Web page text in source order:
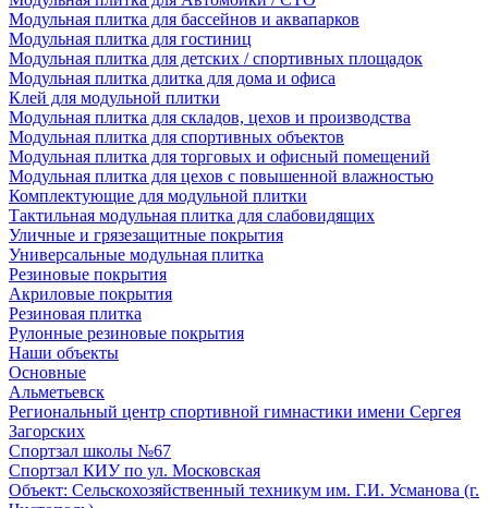
Модульная плитка для бассейнов и аквапарков
Модульная плитка для гостиниц
Модульная плитка для детских / спортивных площадок
Модульная плитка длитка для дома и офиса
Клей для модульной плитки
Модульная плитка для складов, цехов и производства
Модульная плитка для спортивных объектов
Модульная плитка для торговых и офисный помещений
Модульная плитка для цехов с повышенной влажностью
Комплектующие для модульной плитки
Тактильная модульная плитка для слабовидящих
Уличные и грязезащитные покрытия
Универсальные модульная плитка
Резиновые покрытия
Акриловые покрытия
Резиновая плитка
Рулонные резиновые покрытия
Наши объекты
Основные
Альметьевск
Региональный центр спортивной гимнастики имени Сергея
Загорских
Спортзал школы №67
Спортзал КИУ по ул. Московская
Объект: Сельскохозяйственный техникум им. Г.И. Усманова (г.